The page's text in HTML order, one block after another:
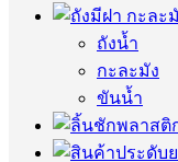
ถังน้ำ
กะละมัง
ขันน้ำ